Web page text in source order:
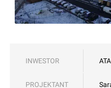
INWESTOR
PROJEKTANT